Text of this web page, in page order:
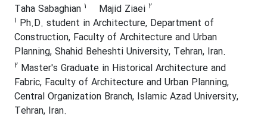
Taha Sabaghian 1 Majid Ziaei 2
1 Ph.D. student in Architecture, Department of
Construction, Faculty of Architecture and Urban
Planning, Shahid Beheshti University, Tehran, Iran.
2 Master's Graduate in Historical Architecture and
Fabric, Faculty of Architecture and Urban Planning,
Central Organization Branch, Islamic Azad University,
Tehran, Iran.